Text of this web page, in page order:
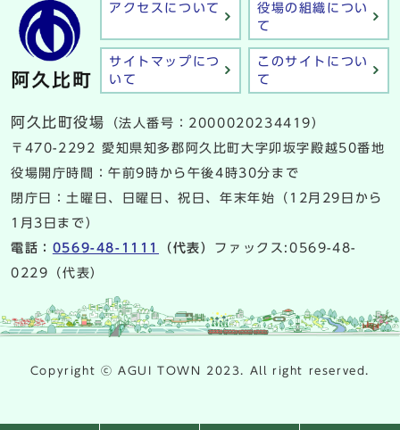
アクセスについて
役場の組織につい
て
サイトマップにつ
いて
このサイトについ
て
阿久比町役場
（法人番号：2000020234419）
〒470-2292 愛知県知多郡阿久比町大字卯坂字殿越50番地
役場開庁時間：午前9時から午後4時30分まで
閉庁日：土曜日、日曜日、祝日、年末年始（12月29日から
1月3日まで）
電話： 0569-48-1111 （代表） ファックス:0569-48-
0229（代表）
Copyright ⓒ AGUI TOWN 2023. All right reserved.